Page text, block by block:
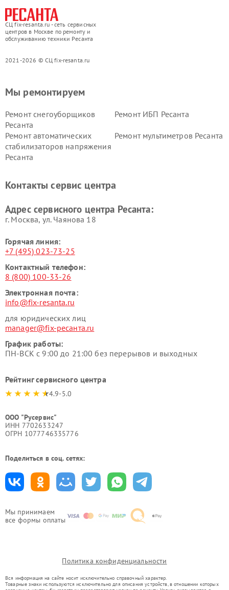
СЦ fix-resanta.ru - сеть сервисных
центров в Москве по ремонту и
обслуживанию техники Ресанта
2021-2026 © СЦ fix-resanta.ru
Мы принимаем
все формы оплаты
Мы ремонтируем
Ремонт снегоуборщиков
Ресанта
Ремонт ИБП Ресанта
Ремонт автоматических
стабилизаторов напряжения
Ресанта
Ремонт мультиметров Ресанта
Контакты сервис центра
Адрес сервисного центра Ресанта:
г. Москва, ул. Чаянова 18
Горячая линия:
+7 (495) 023-73-25
Контактный телефон:
8 (800) 100-33-26
Электронная почта:
info@fix-resanta.ru
для юридических лиц
manager@fix-ресанта.ru
График работы:
ПН-ВСК с 9:00 до 21:00 без перерывов и выходных
Рейтинг сервисного центра
4.9-5.0
ООО "Русервис"
ИНН 7702633247
ОГРН 1077746335776
Поделиться в соц. сетях:
Политика конфиденциальности
Вся информация на сайте носит исключительно справочный характер.
Товарные знаки используются исключительно для описания устройств, в отношении которых